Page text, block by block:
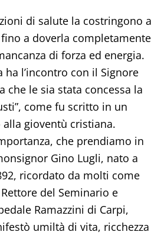
di salute la costringono a
a doverla completamente
di forza ed energia.
ha l’incontro con il Signore
che le sia stata concessa la
come fu scritto in un
gioventù cristiana.
che prendiamo in
Gino Lugli, nato a
ricordato da molti come
del Seminario e
Ramazzini di Carpi,
umiltà di vita, ricchezza